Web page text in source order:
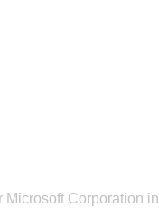
Microsoft Corporation in